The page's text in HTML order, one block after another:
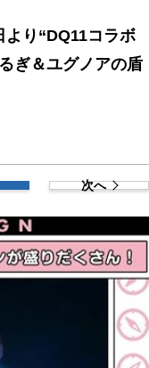
より“DQ11コラボ
ぎ＆ユグノアの盾
次へ